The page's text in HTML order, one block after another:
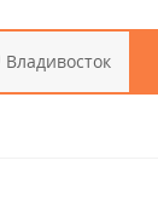
Владивосток